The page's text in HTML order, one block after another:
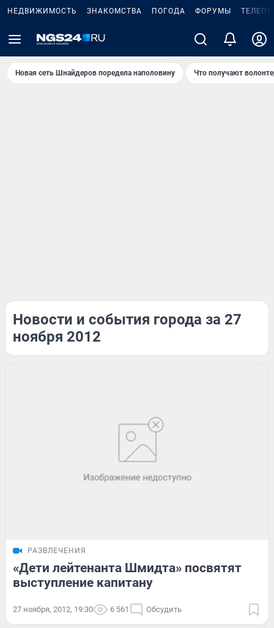
НЕДВИЖИМОСТЬ ЗНАКОМСТВА ПОГОДА ФОРУМЫ
Новая сеть Шнайдеров поредела наполовину Что получают
Новости и события города за 27
ноября 2012
РАЗВЛЕЧЕНИЯ
«Дети лейтенанта Шмидта» посвятят
выступление капитану
27 ноября, 2012, 19:30 6 561 Обсудить